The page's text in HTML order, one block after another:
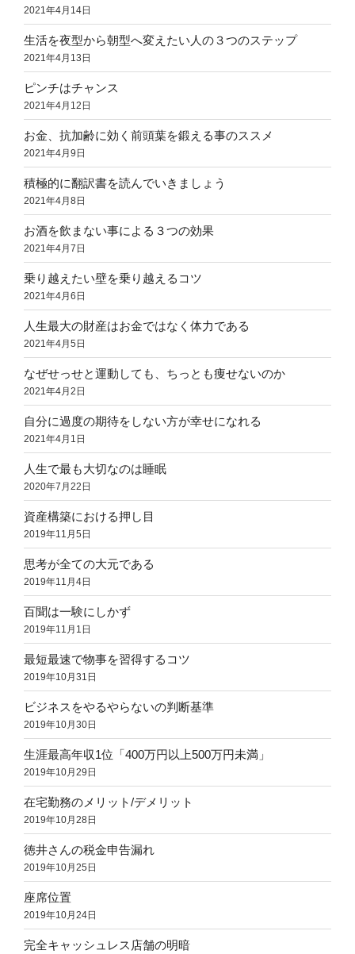
2021年4月14日
生活を夜型から朝型へ変えたい人の３つのステップ
2021年4月13日
ピンチはチャンス
2021年4月12日
お金、抗加齢に効く前頭葉を鍛える事のススメ
2021年4月9日
積極的に翻訳書を読んでいきましょう
2021年4月8日
お酒を飲まない事による３つの効果
2021年4月7日
乗り越えたい壁を乗り越えるコツ
2021年4月6日
人生最大の財産はお金ではなく体力である
2021年4月5日
なぜせっせと運動しても、ちっとも痩せないのか
2021年4月2日
自分に過度の期待をしない方が幸せになれる
2021年4月1日
人生で最も大切なのは睡眠
2020年7月22日
資産構築における押し目
2019年11月5日
思考が全ての大元である
2019年11月4日
百聞は一験にしかず
2019年11月1日
最短最速で物事を習得するコツ
2019年10月31日
ビジネスをやるやらないの判断基準
2019年10月30日
生涯最高年収1位「400万円以上500万円未満」
2019年10月29日
在宅勤務のメリット/デメリット
2019年10月28日
徳井さんの税金申告漏れ
2019年10月25日
座席位置
2019年10月24日
完全キャッシュレス店舗の明暗